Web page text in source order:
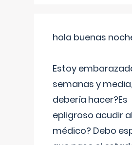
hola buenas
Estoy
semanas y
debería hacer?Es
epligroso acudir
médico? Debo